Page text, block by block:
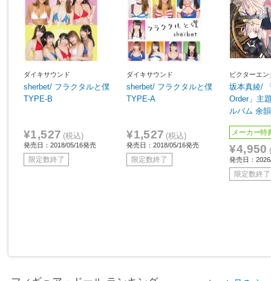
ダイキサウンド
sherbet/ フラクタルと僕
TYPE-B
¥1,527 (税込)
発売日：2018/05/16発売
限定数終了
ダイキサウンド
sherbet/ フラクタルと僕
TYPE-A
¥1,527 (税込)
発売日：2018/05/16発売
限定数終了
ビクターエ
坂本真綾/
Order」主
ルバム 余
メーカー特
¥4,950
発売日：
限定数終了